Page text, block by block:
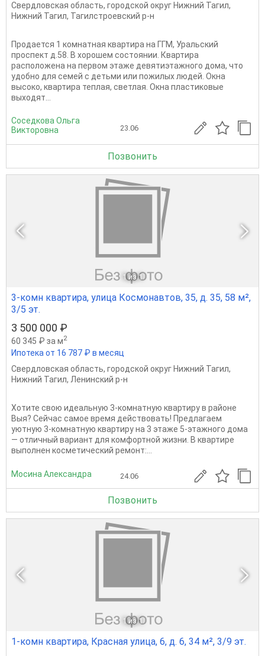
Свердловская область, городской округ Нижний Тагил,
Нижний Тагил, Тагилстроевский р-н
Продается 1 комнатная квартира на ГГМ, Уральский
проспект д.58. В хорошем состоянии. Квартира
расположена на первом этаже девятиэтажного дома, что
удобно для семей с детьми или пожилых людей. Окна
высоко, квартира теплая, светлая. Oкнa плacтиковые
выхoдят...
Соседкова Ольга
Викторовна
23.06
Позвонить
1 из 1
3-комн квартира, улица Космонавтов, 35, д. 35, 58 м²,
3/5 эт.
3 500 000 ₽
60 345 ₽ за м2
Ипотека от 16 787 ₽ в месяц
Свердловская область, городской округ Нижний Тагил,
Нижний Тагил, Ленинский р-н
Хотите свою идеальную 3‑комнатную квартиру в районе
Выя? Сейчас самое время действовать! Предлагаем
уютную 3‑комнатную квартиру на 3 этаже 5‑этажного дома
— отличный вариант для комфортной жизни. В квартире
выполнен косметический ремонт:...
Мосина Александра 24.06
Позвонить
1 из 1
1-комн квартира, Красная улица, 6, д. 6, 34 м², 3/9 эт.